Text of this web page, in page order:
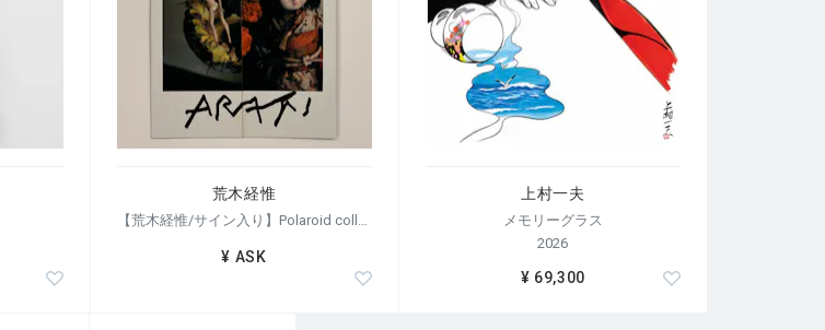
荒木経惟
¥ ASK
上村一夫
メモリーグラス
2026
¥ 69,300